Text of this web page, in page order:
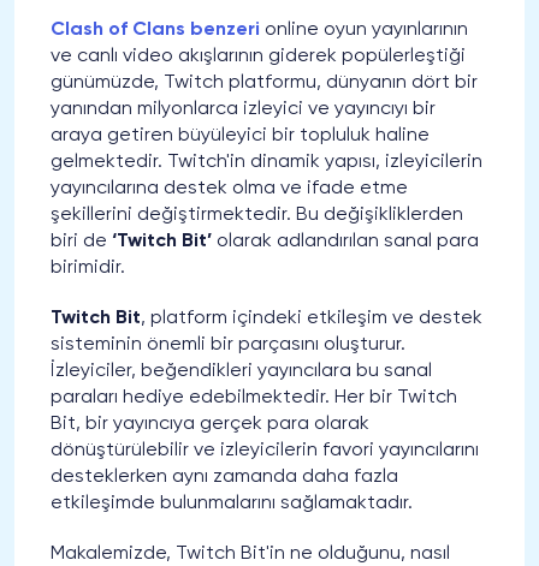
Clash of Clans benzeri online oyun yayınlarının
ve canlı video akışlarının giderek popülerleştiği
günümüzde, Twitch platformu, dünyanın dört bir
yanından milyonlarca izleyici ve yayıncıyı bir
araya getiren büyüleyici bir topluluk haline
gelmektedir. Twitch'in dinamik yapısı, izleyicilerin
yayıncılarına destek olma ve ifade etme
şekillerini değiştirmektedir. Bu değişikliklerden
biri de ‘Twitch Bit’ olarak adlandırılan sanal para
birimidir.
Twitch Bit, platform içindeki etkileşim ve destek
sisteminin önemli bir parçasını oluşturur.
İzleyiciler, beğendikleri yayıncılara bu sanal
paraları hediye edebilmektedir. Her bir Twitch
Bit, bir yayıncıya gerçek para olarak
dönüştürülebilir ve izleyicilerin favori yayıncılarını
desteklerken aynı zamanda daha fazla
etkileşimde bulunmalarını sağlamaktadır.
Makalemizde, Twitch Bit'in ne olduğunu, nasıl